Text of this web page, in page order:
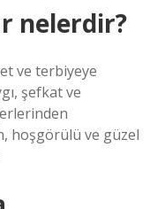
nelerdir?
ve terbiyeye
şefkat ve
hoşgörülü ve güzel